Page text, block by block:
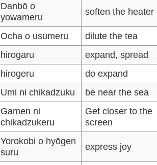
Danbō o
yowameru
soften the heater
Ocha o usumeru
dilute the tea
hirogaru
expand, spread
hirogeru
do expand
Umi ni chikadzuku be near the sea
Gamen ni
chikadzukeru
Get closer to the
screen
Yorokobi o hyōgen
suru
express joy